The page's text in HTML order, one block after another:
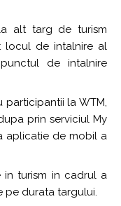
alt targ de turism
locul de intalnire al
de intalnire
la WTM,
prin serviciul My
aplicatie de mobil a
in turism in cadrul a
pe durata targului.